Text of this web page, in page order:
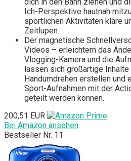
dich in den Bann ziehen und
Ich-Perspektive hautnah
sportlichen Aktivitäten klare
Zeitlupen.
Der magnetische
Videos – erleichtern das
Vlogging-Kamera und die
lassen sich großartige
Handumdrehen erstellen und
Sport-Aufnahmen mit der
geteilt werden können.
200,51 EUR
Bei Amazon ansehen
Bestseller Nr. 11